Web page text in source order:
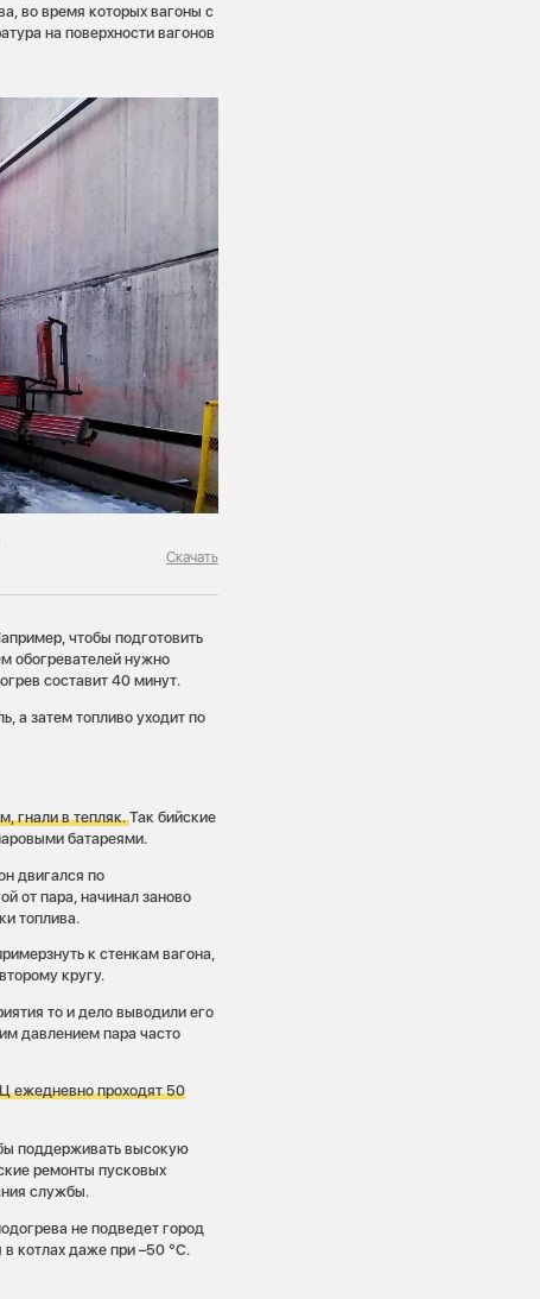
во время которых вагоны с
на поверхности вагонов
Скачать
чтобы подготовить
обогревателей нужно
составит 40 минут.
а затем топливо уходит по
гнали в тепляк.Так бийские
батареями.
двигался по
от пара, начинал заново
топлива.
к стенкам вагона,
кругу.
то и дело выводили его
давлением пара часто
ежедневно проходят 50
поддерживать высокую
ремонты пусковых
службы.
не подведет город
котлах даже при –50 °С.